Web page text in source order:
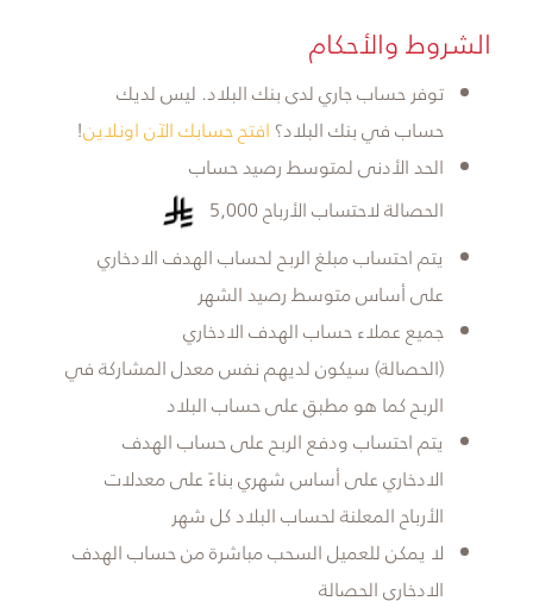
​الشروط والأحكام
توفر حساب جاري لدى بنك البلاد. ليس لديك
حساب في بنك البلاد؟افتح حسابك الآن اونلاين!
الحد الأدنى لمتوسط رصيد حساب
الحصالة لاحتساب الأرباح 5,000
يتم احتساب مبلغ الربح لحساب الهدف الادخاري
على أساس متوسط رصيد الشهر
جميع عملاء حساب الهدف الادخاري
(الحصالة) سيكون لديهم نفس معدل المشاركة في
الربح كما هو مطبق على حساب البلاد
يتم احتساب ودفع الربح على حساب الهدف
الادخاري على أساس شهري بناءً على معدلات
الأرباح المعلنة لحساب البلاد كل شهر
لا يمكن للعميل السحب مباشرة من حساب الهدف
الادخاري الحصالة